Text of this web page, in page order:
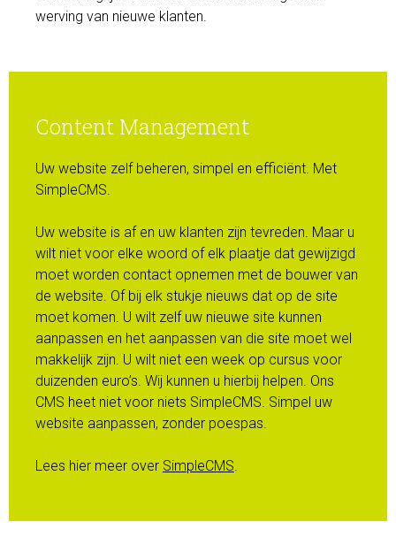
werving van nieuwe klanten.
Content Management
Uw website zelf beheren, simpel en efficiënt. Met
SimpleCMS.
Uw website is af en uw klanten zijn tevreden. Maar u
wilt niet voor elke woord of elk plaatje dat gewijzigd
moet worden contact opnemen met de bouwer van
de website. Of bij elk stukje nieuws dat op de site
moet komen. U wilt zelf uw nieuwe site kunnen
aanpassen en het aanpassen van die site moet wel
makkelijk zijn. U wilt niet een week op cursus voor
duizenden euro’s. Wij kunnen u hierbij helpen. Ons
CMS heet niet voor niets SimpleCMS. Simpel uw
website aanpassen, zonder poespas.
Lees hier meer over SimpleCMS.